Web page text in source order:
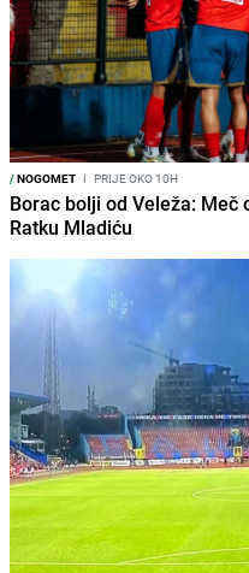
/NOGOMET I PRIJE OKO 10H
Borac bolji od Veleža:
Ratku Mladiću